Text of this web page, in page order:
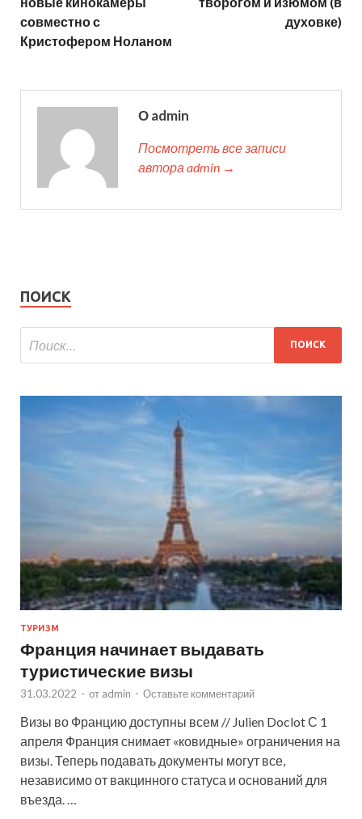
совместно с
Кристофером Ноланом
духовке)
О admin
Посмотреть все записи
автора admin →
ПОИСК
ТУРИЗМ
Франция начинает выдавать
туристические визы
31.03.2022 - от admin - Оставьте комментарий
Визы во Францию доступны всем // Julien Doclot С 1
апреля Франция снимает «ковидные» ограничения на
визы. Теперь подавать документы могут все,
независимо от вакцинного статуса и оснований для
въезда. …